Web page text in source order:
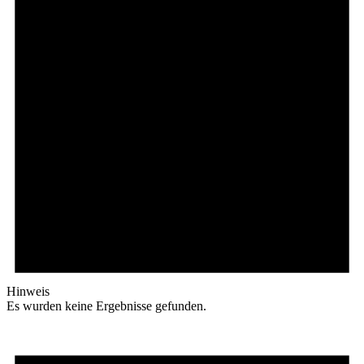
Hinweis
Es wurden keine Ergebnisse gefunden.